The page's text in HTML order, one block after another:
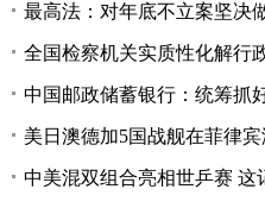
最高法：对年底不立案坚决
全国检察机关实质性化解行
中国邮政储蓄银行：统筹抓
美日澳德加5国战舰在菲律宾
中美混双组合亮相世乒赛 这